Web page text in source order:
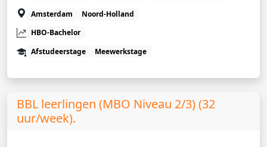
Amsterdam
Noord-Holland
HBO-Bachelor
Afstudeerstage
Meewerkstage
BBL leerlingen (MBO Niveau 2/3) (32
uur/week).